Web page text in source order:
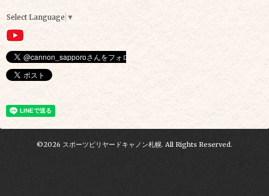
Select Language ▼
©2026 スポーツビリヤードキャノン札幌. All Rights Reserved.